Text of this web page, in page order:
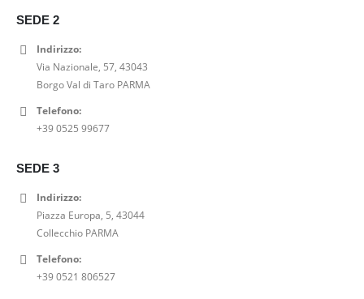
SEDE 2
Indirizzo:
Via Nazionale, 57, 43043
Borgo Val di Taro PARMA
Telefono:
+39 0525 99677
SEDE 3
Indirizzo:
Piazza Europa, 5, 43044
Collecchio PARMA
Telefono:
+39 0521 806527